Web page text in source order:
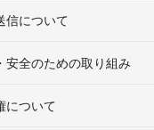
信について
安全のための取り組み
について